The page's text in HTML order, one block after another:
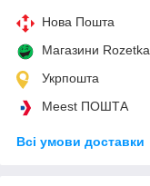
Нова Пошта
Магазини Rozetka
Укрпошта
Meest ПОШТА
Всі умови доставки